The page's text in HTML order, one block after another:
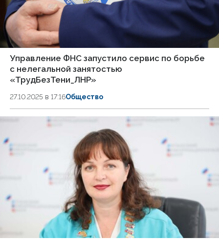
Управление ФНС запустило сервис по борьбе
с нелегальной занятостью
«ТрудБезТени_ЛНР»
27.10.2025 в 17:16Общество